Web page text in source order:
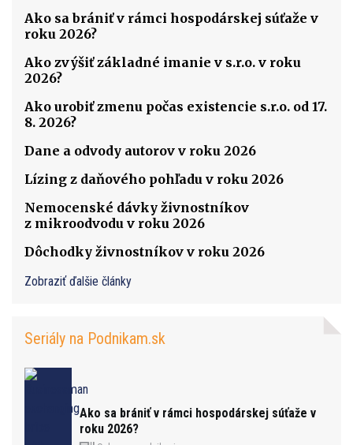
Ako sa brániť v rámci hospodárskej súťaže v
roku 2026?
Ako zvýšiť základné imanie v s.r.o. v roku
2026?
Ako urobiť zmenu počas existencie s.r.o. od 17.
8. 2026?
Dane a odvody autorov v roku 2026
Lízing z daňového pohľadu v roku 2026
Nemocenské dávky živnostníkov
z mikroodvodu v roku 2026
Dôchodky živnostníkov v roku 2026
Zobraziť ďalšie články
Seriály na Podnikam.sk
Ako sa brániť v rámci hospodárskej súťaže v
roku 2026?